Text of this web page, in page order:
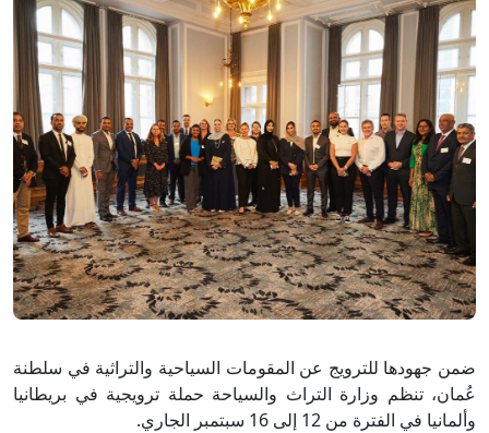
ضمن جهودها للترويج عن المقومات السياحية والتراثية في سلطنة
عُمان، تنظم وزارة التراث والسياحة حملة ترويجية في بريطانيا
وألمانيا في الفترة من 12 إلى 16 سبتمبر الجاري.